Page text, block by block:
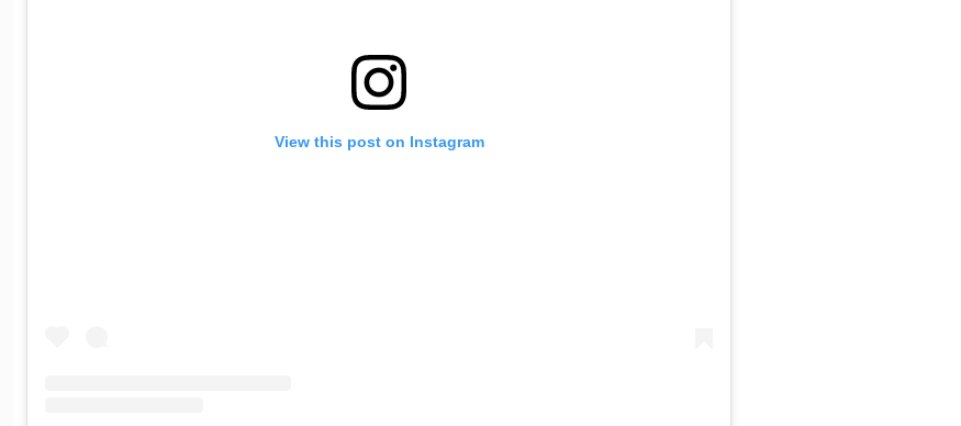
View this post on Instagram